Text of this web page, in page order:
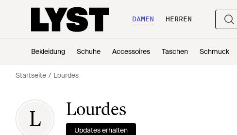
DAMEN HERREN
Bekleidung Schuhe Accessoires Taschen Schmuck
Startseite Lourdes
L Lourdes
Updates erhalten